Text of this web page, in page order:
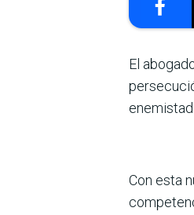
El
Con esta